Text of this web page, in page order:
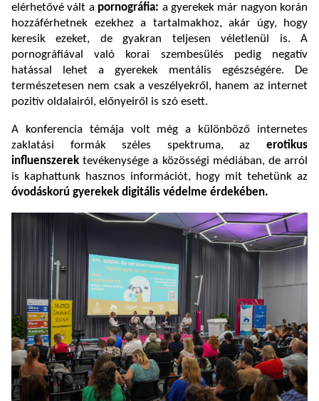
elérhetővé vált a pornográfia: a gyerekek már nagyon korán
hozzáférhetnek ezekhez a tartalmakhoz, akár úgy, hogy
keresik ezeket, de gyakran teljesen véletlenül is. A
pornográfiával való korai szembesülés pedig negatív
hatással lehet a gyerekek mentális egészségére. De
természetesen nem csak a veszélyekről, hanem az internet
pozitív oldalairól, előnyeiről is szó esett.
A konferencia témája volt még a különböző internetes
zaklatási formák széles spektruma, az erotikus
influenszerek tevékenysége a közösségi médiában, de arról
is kaphattunk hasznos információt, hogy mit tehetünk az
óvodáskorú gyerekek digitális védelme érdekében.